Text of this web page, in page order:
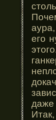
его
даже